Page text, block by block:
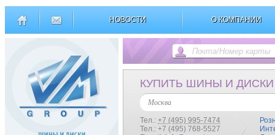
НОВОСТИ О КОМПАНИИ
КУПИТЬ ШИНЫ И ДИСКИ
Москва
Тел.: +7 (495) 995-7474
Тел.: +7 (495) 768-5527